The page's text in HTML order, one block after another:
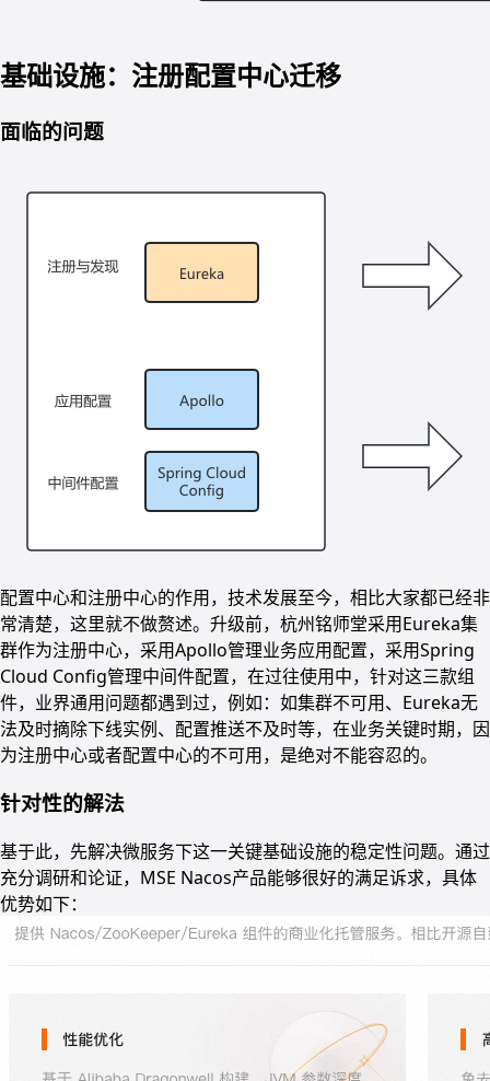
基础设施：注册配置中心迁移
面临的问题
配置中心和注册中心的作用，技术发展至今，相比大家都已经非
常清楚，这里就不做赘述。升级前，杭州铭师堂采用Eureka集
群作为注册中心，采用Apollo管理业务应用配置，采用Spring
Cloud Config管理中间件配置，在过往使用中，针对这三款组
件，业界通用问题都遇到过，例如：如集群不可用、Eureka无
法及时摘除下线实例、配置推送不及时等，在业务关键时期，因
为注册中心或者配置中心的不可用，是绝对不能容忍的。
针对性的解法
基于此，先解决微服务下这一关键基础设施的稳定性问题。通过
充分调研和论证，MSE Nacos产品能够很好的满足诉求，具体
优势如下：